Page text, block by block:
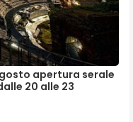
apertura serale
20 alle 23